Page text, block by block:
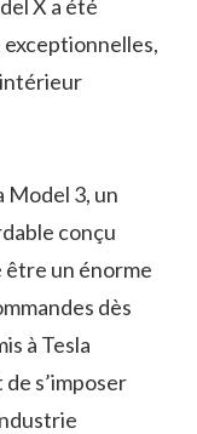
X a été
Model 3, un
conçu
être un énorme
dès
à Tesla
s’imposer